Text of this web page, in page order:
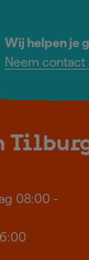
Wij helpen je
Neem contact
08:00 -